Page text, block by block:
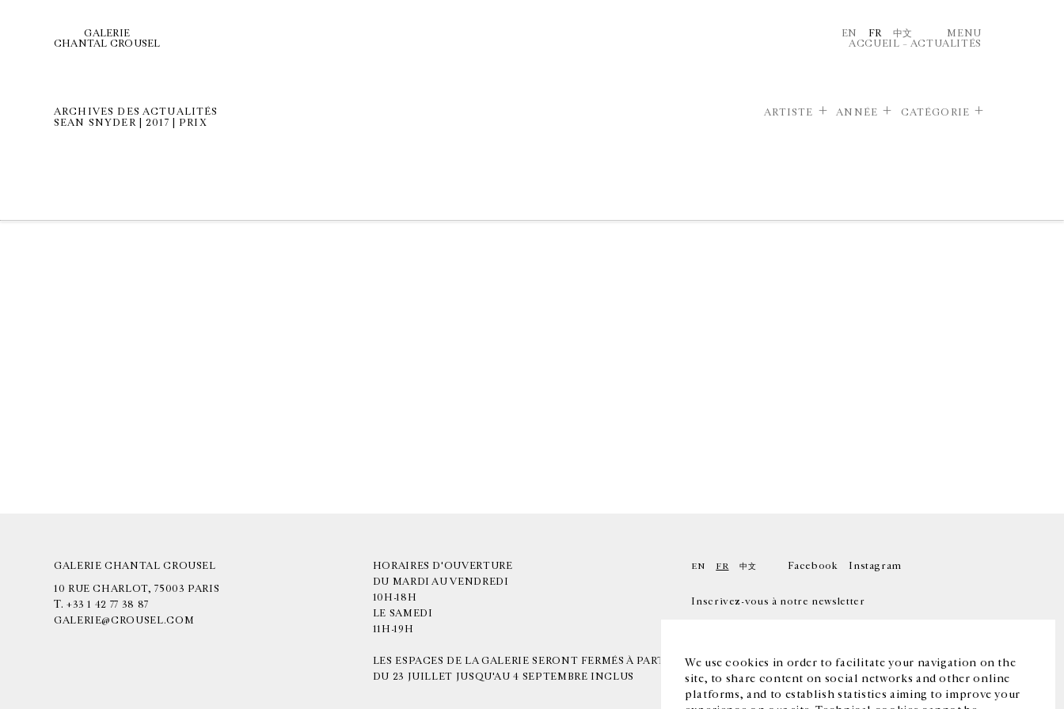
We use cookies in order to facilitate your navigation on the
site, to share content on social networks and other online
platforms, and to establish statistics aiming to improve your
GALERIE
CHANTAL CROUSEL
EN FR 中文
MENU
ACCUEIL – ACTUALITÉS
ARCHIVES DES ACTUALITÉS
SEAN SNYDER | 2017 | PRIX
ARTISTE ANNÉE CATÉGORIE
GALERIE CHANTAL CROUSEL
10 RUE CHARLOT, 75003 PARIS
T. +33 1 42 77 38 87
GALERIE@CROUSEL.COM
HORAIRES D'OUVERTURE
DU MARDI AU VENDREDI
10H-18H
LE SAMEDI
11H-19H
LES ESPACES DE LA GALERIE SERONT FERMÉS À PARTIR
DU 23 JUILLET JUSQU'AU 4 SEPTEMBRE INCLUS
EN FR 中文 Facebook Instagram
Inscrivez-vous à notre newsletter